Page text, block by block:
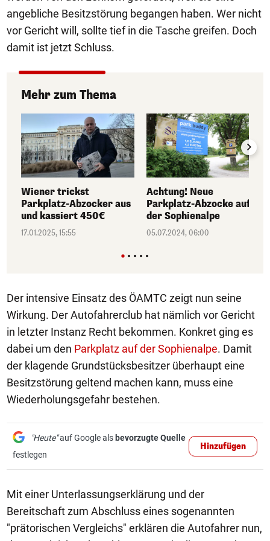
angebliche Besitzstörung begangen haben. Wer nicht
vor Gericht will, sollte tief in die Tasche greifen. Doch
damit ist jetzt Schluss.
Mehr zum Thema
Wiener trickst
Parkplatz-Abzocker aus
und kassiert 450€
17.01.2025, 15:55
Achtung! Neue
Parkplatz-Abzocke auf
der Sophienalpe
05.07.2024, 06:00
Der intensive Einsatz des ÖAMTC zeigt nun seine
Wirkung. Der Autofahrerclub hat nämlich vor Gericht
in letzter Instanz Recht bekommen. Konkret ging es
dabei um den Parkplatz auf der Sophienalpe. Damit
der klagende Grundstücksbesitzer überhaupt eine
Besitzstörung geltend machen kann, muss eine
Wiederholungsgefahr bestehen.
"Heute"auf Google als bevorzugte Quelle
festlegen
Hinzufügen
Mit einer Unterlassungserklärung und der
Bereitschaft zum Abschluss eines sogenannten
"prätorischen Vergleichs" erklären die Autofahrer nun,